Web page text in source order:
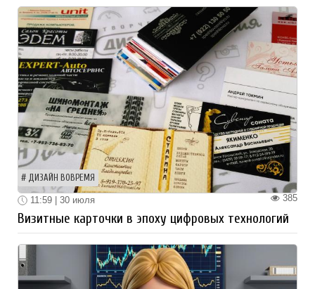
ДИЗАЙН ВОВРЕМЯ
385
11:59 | 30 июля
Визитные карточки в эпоху цифровых технологий